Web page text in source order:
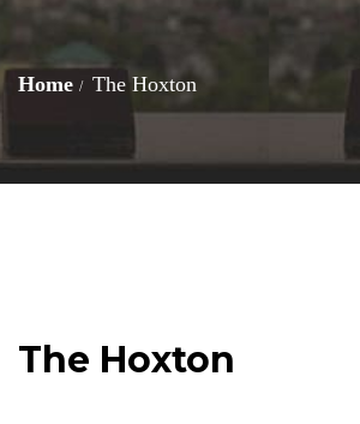
Home The Hoxton
The Hoxton